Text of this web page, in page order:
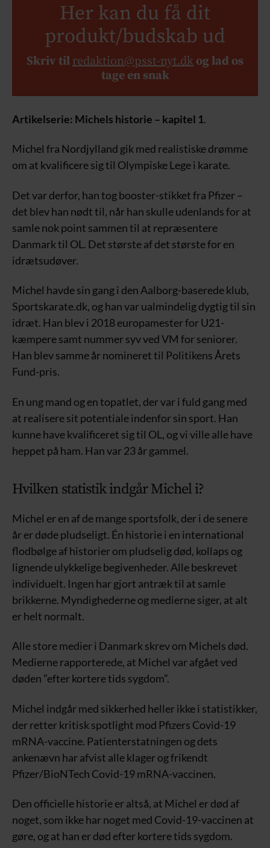
Her kan du få dit
produkt/budskab ud
Skriv til redaktion@psst-nyt.dk og lad os
tage en snak
Artikelserie: Michels historie – kapitel 1.
Michel fra Nordjylland gik med realistiske drømme
om at kvalificere sig til Olympiske Lege i karate.
Det var derfor, han tog booster-stikket fra Pfizer –
det blev han nødt til, når han skulle udenlands for at
samle nok point sammen til at repræsentere
Danmark til OL. Det største af det største for en
idrætsudøver.
Michel havde sin gang i den Aalborg-baserede klub,
Sportskarate.dk, og han var ualmindelig dygtig til sin
idræt. Han blev i 2018 europamester for U21-
kæmpere samt nummer syv ved VM for seniorer.
Han blev samme år nomineret til Politikens Årets
Fund-pris.
En ung mand og en topatlet, der var i fuld gang med
at realisere sit potentiale indenfor sin sport. Han
kunne have kvalificeret sig til OL, og vi ville alle have
heppet på ham. Han var 23 år gammel.
Hvilken statistik indgår Michel i?
Michel er en af de mange sportsfolk, der i de senere
år er døde pludseligt. Én historie i en international
flodbølge af historier om pludselig død, kollaps og
lignende ulykkelige begivenheder. Alle beskrevet
individuelt. Ingen har gjort antræk til at samle
brikkerne. Myndighederne og medierne siger, at alt
er helt normalt.
Alle store medier i Danmark skrev om Michels død.
Medierne rapporterede, at Michel var afgået ved
døden ”efter kortere tids sygdom”.
Michel indgår med sikkerhed heller ikke i statistikker,
der retter kritisk spotlight mod Pfizers Covid-19
mRNA-vaccine. Patienterstatningen og dets
ankenævn har afvist alle klager og frikendt
Pfizer/BioNTech Covid-19 mRNA-vaccinen.
Den officielle historie er altså, at Michel er død af
noget, som ikke har noget med Covid-19-vaccinen at
gøre, og at han er død efter kortere tids sygdom.